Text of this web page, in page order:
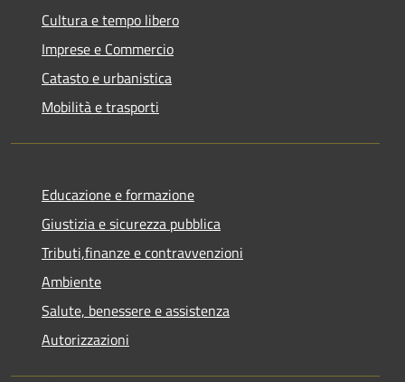
Cultura e tempo libero
Imprese e Commercio
Catasto e urbanistica
Mobilità e trasporti
Educazione e formazione
Giustizia e sicurezza pubblica
Tributi,finanze e contravvenzioni
Ambiente
Salute, benessere e assistenza
Autorizzazioni